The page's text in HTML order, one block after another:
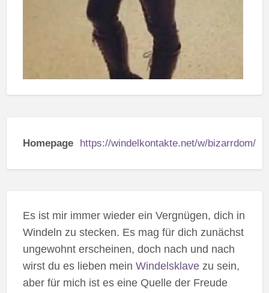
Homepage https://windelkontakte.net/w/bizarrdom/
Es ist mir immer wieder ein Vergnügen, dich in
Windeln zu stecken. Es mag für dich zunächst
ungewohnt erscheinen, doch nach und nach
wirst du es lieben mein Windelsklavezu sein,
aber für mich ist es eine Quelle der Freude